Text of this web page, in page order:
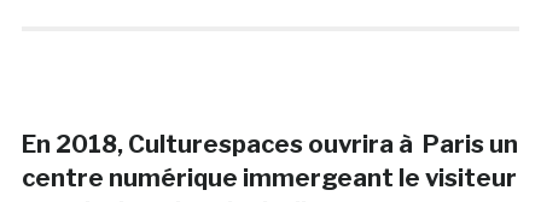
En 2018, Culturespaces ouvrira à Paris un
centre numérique immergeant le visiteur